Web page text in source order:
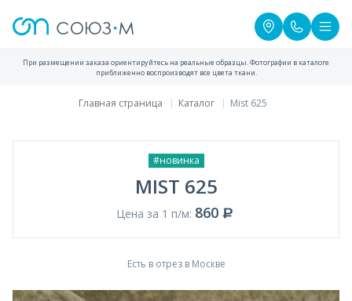
При размещении заказа ориентируйтесь на реальные образцы. Фотографии в каталоге
приближенно воспроизводят все цвета ткани.
Главная страница Каталог Mist 625
#новинка
MIST 625
Цена за 1 п/м: 860
Есть в отрез в Москве